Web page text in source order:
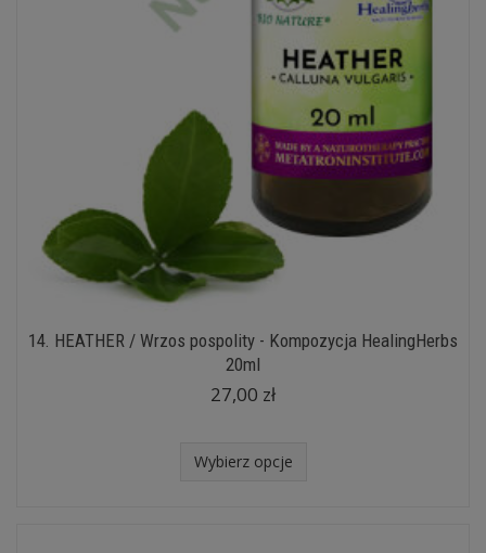
14. HEATHER / Wrzos pospolity - Kompozycja HealingHerbs
20ml
27,00 zł
Wybierz opcje